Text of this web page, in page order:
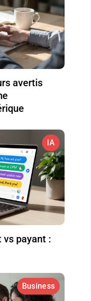
avertis
IA
vs payant :
Business